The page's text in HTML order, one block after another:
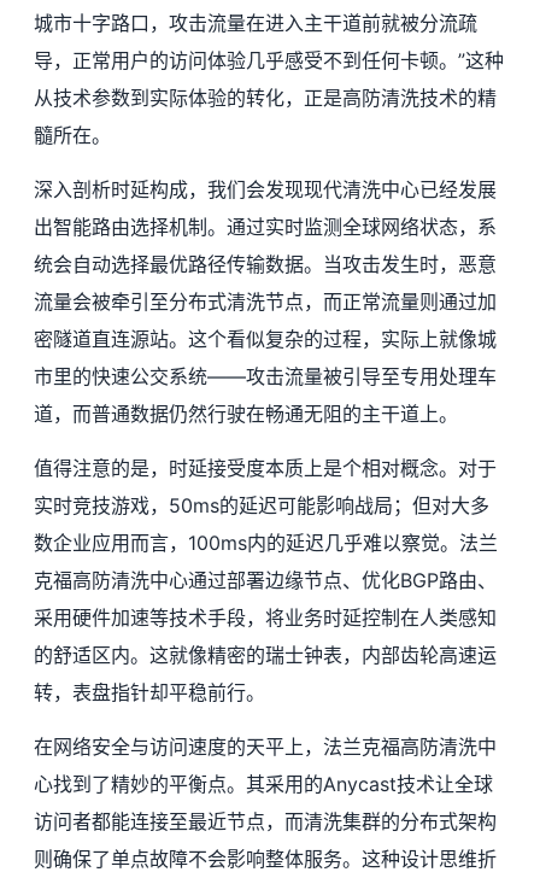
城市十字路口，攻击流量在进入主干道前就被分流疏
导，正常用户的访问体验几乎感受不到任何卡顿。”这种
从技术参数到实际体验的转化，正是高防清洗技术的精
髓所在。
深入剖析时延构成，我们会发现现代清洗中心已经发展
出智能路由选择机制。通过实时监测全球网络状态，系
统会自动选择最优路径传输数据。当攻击发生时，恶意
流量会被牵引至分布式清洗节点，而正常流量则通过加
密隧道直连源站。这个看似复杂的过程，实际上就像城
市里的快速公交系统——攻击流量被引导至专用处理车
道，而普通数据仍然行驶在畅通无阻的主干道上。
值得注意的是，时延接受度本质上是个相对概念。对于
实时竞技游戏，50ms的延迟可能影响战局；但对大多
数企业应用而言，100ms内的延迟几乎难以察觉。法兰
克福高防清洗中心通过部署边缘节点、优化BGP路由、
采用硬件加速等技术手段，将业务时延控制在人类感知
的舒适区内。这就像精密的瑞士钟表，内部齿轮高速运
转，表盘指针却平稳前行。
在网络安全与访问速度的天平上，法兰克福高防清洗中
心找到了精妙的平衡点。其采用的Anycast技术让全球
访问者都能连接至最近节点，而清洗集群的分布式架构
则确保了单点故障不会影响整体服务。这种设计思维折